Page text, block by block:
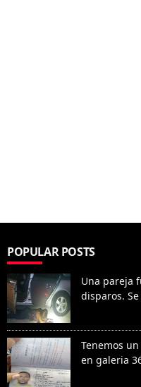
POPULAR POSTS
Una pareja
disparos.
Tenemos
en galeria